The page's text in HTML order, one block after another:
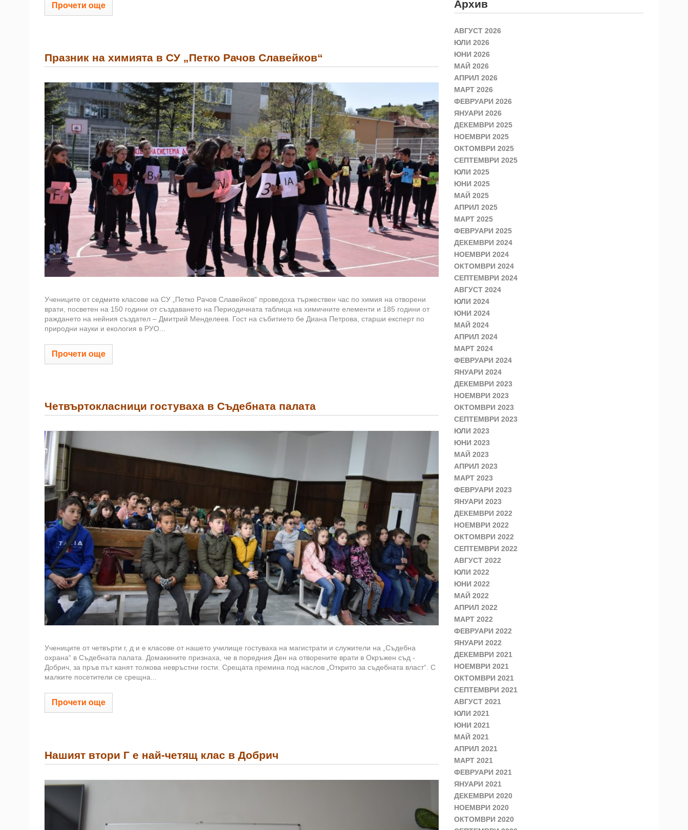
Прочети още
Празник на химията в СУ „Петко Рачов Славейков“
Учениците от седмите класове на СУ „Петко Рачов Славейков“ проведоха тържествен час по химия на отворени
врати, посветен на 150 години от създаването на Периодичната таблица на химичните елементи и 185 години от
раждането на нейния създател – Дмитрий Менделеев. Гост на събитието бе Диана Петрова, старши експерт по
природни науки и екология в РУО...
Прочети още
Четвъртокласници гостуваха в Съдебната палата
Учениците от четвърти г, д и е класове от нашето училище гостуваха на магистрати и служители на „Съдебна
охрана“ в Съдебната палата. Домакините признаха, че в поредния Ден на отворените врати в Окръжен съд -
Добрич, за пръв път канят толкова невръстни гости. Срещата премина под наслов „Открито за съдебната власт“. С
малките посетители се срещна...
Прочети още
Нашият втори Г е най-четящ клас в Добрич
Архив
АВГУСТ 2026
ЮЛИ 2026
ЮНИ 2026
МАЙ 2026
АПРИЛ 2026
МАРТ 2026
ФЕВРУАРИ 2026
ЯНУАРИ 2026
ДЕКЕМВРИ 2025
НОЕМВРИ 2025
ОКТОМВРИ 2025
СЕПТЕМВРИ 2025
ЮЛИ 2025
ЮНИ 2025
МАЙ 2025
АПРИЛ 2025
МАРТ 2025
ФЕВРУАРИ 2025
ДЕКЕМВРИ 2024
НОЕМВРИ 2024
ОКТОМВРИ 2024
СЕПТЕМВРИ 2024
АВГУСТ 2024
ЮЛИ 2024
ЮНИ 2024
МАЙ 2024
АПРИЛ 2024
МАРТ 2024
ФЕВРУАРИ 2024
ЯНУАРИ 2024
ДЕКЕМВРИ 2023
НОЕМВРИ 2023
ОКТОМВРИ 2023
СЕПТЕМВРИ 2023
ЮЛИ 2023
ЮНИ 2023
МАЙ 2023
АПРИЛ 2023
МАРТ 2023
ФЕВРУАРИ 2023
ЯНУАРИ 2023
ДЕКЕМВРИ 2022
НОЕМВРИ 2022
ОКТОМВРИ 2022
СЕПТЕМВРИ 2022
АВГУСТ 2022
ЮЛИ 2022
ЮНИ 2022
МАЙ 2022
АПРИЛ 2022
МАРТ 2022
ФЕВРУАРИ 2022
ЯНУАРИ 2022
ДЕКЕМВРИ 2021
НОЕМВРИ 2021
ОКТОМВРИ 2021
СЕПТЕМВРИ 2021
АВГУСТ 2021
ЮЛИ 2021
ЮНИ 2021
МАЙ 2021
АПРИЛ 2021
МАРТ 2021
ФЕВРУАРИ 2021
ЯНУАРИ 2021
ДЕКЕМВРИ 2020
НОЕМВРИ 2020
ОКТОМВРИ 2020